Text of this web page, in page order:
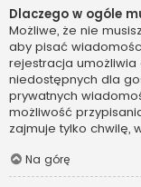
Dlaczego w ogóle
Możliwe, że nie
aby pisać
rejestracja
niedostępnych dla
prywatnych
możliwość
zajmuje tylko chwilę,
Na górę